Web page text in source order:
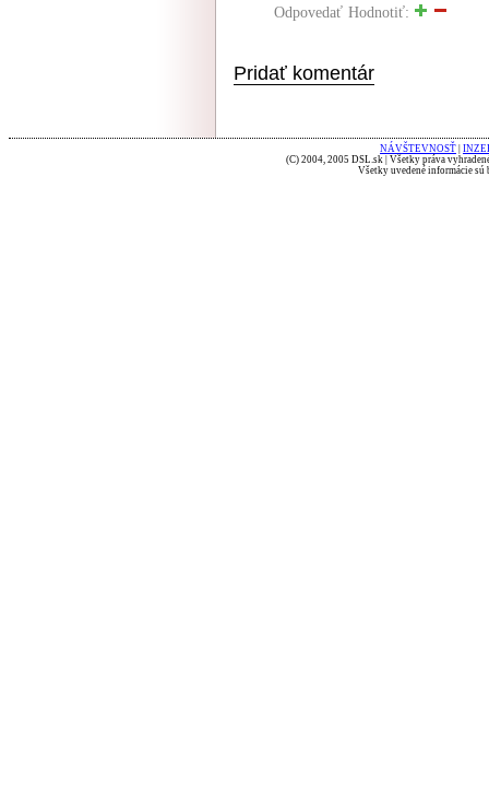
Odpovedať Hodnotiť:
Pridať komentár
NÁVŠTEVNOSŤ
(C) 2004, 2005 DSL.sk | Všetky práva
Všetky uvedené informácie sú